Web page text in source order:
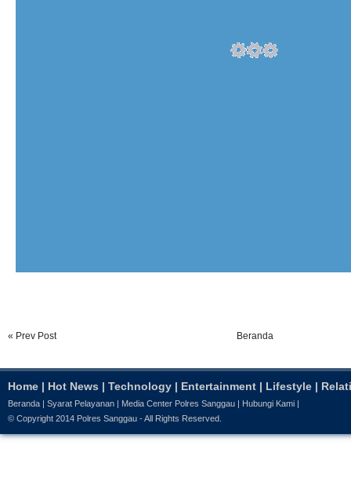
« Prev Post Beranda
Home | Hot News | Technology | Entertainment | Lifestyle |
Beranda Syarat Pelayanan Media Center Polres Sanggau Hubungi Kami
© Copyright 2014 Polres Sanggau - All Rights Reserved.